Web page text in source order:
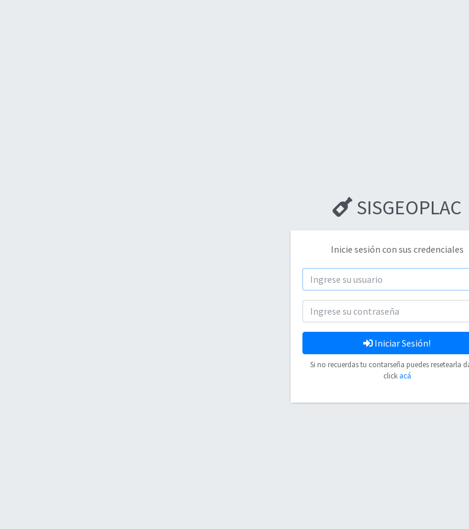
SISGEOPLAC
Inicie sesión con sus credenciales
Iniciar Sesión!
Si no recuerdas tu contarseña puedes resetearla
click acá